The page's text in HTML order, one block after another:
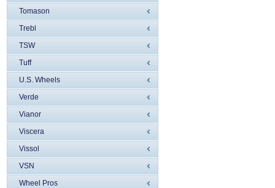
Tomason
Trebl
TSW
Tuff
U.S. Wheels
Verde
Vianor
Viscera
Vissol
VSN
Wheel Pros